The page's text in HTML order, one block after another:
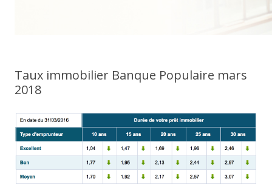
Taux immobilier Banque Populaire mars
2018